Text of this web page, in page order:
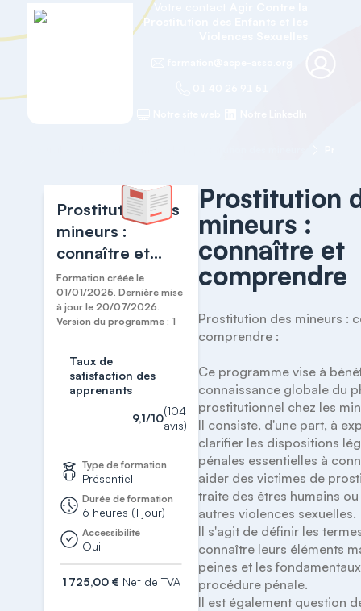
Prostitution des Enfants et les
Prostitution des
mineurs :
connaître et
comprendre
Formation créée le
01/01/2025. Dernière mise
à jour le 20/07/2026.
Version du programme : 1
Taux de
satisfaction des
apprenants
9,1/10
(104
avis)
Type de formation
Présentiel
Durée de formation
6 heures (1 jour)
Accessibilité
Oui
1 725,00 € Net de TVA
Prostitution
mineurs :
connaître et
comprendre
Prostitution des mineurs :
comprendre :
Ce programme vise à
connaissance globale du
prostitutionnel chez les
Il consiste, d'une part, à
clarifier les dispositions
pénales essentielles à
aider des victimes de
traite des êtres humains
autres violences sexuelles.
Il s'agit de définir les
connaître leurs éléments
peines et les
procédure pénale.
Il est également question